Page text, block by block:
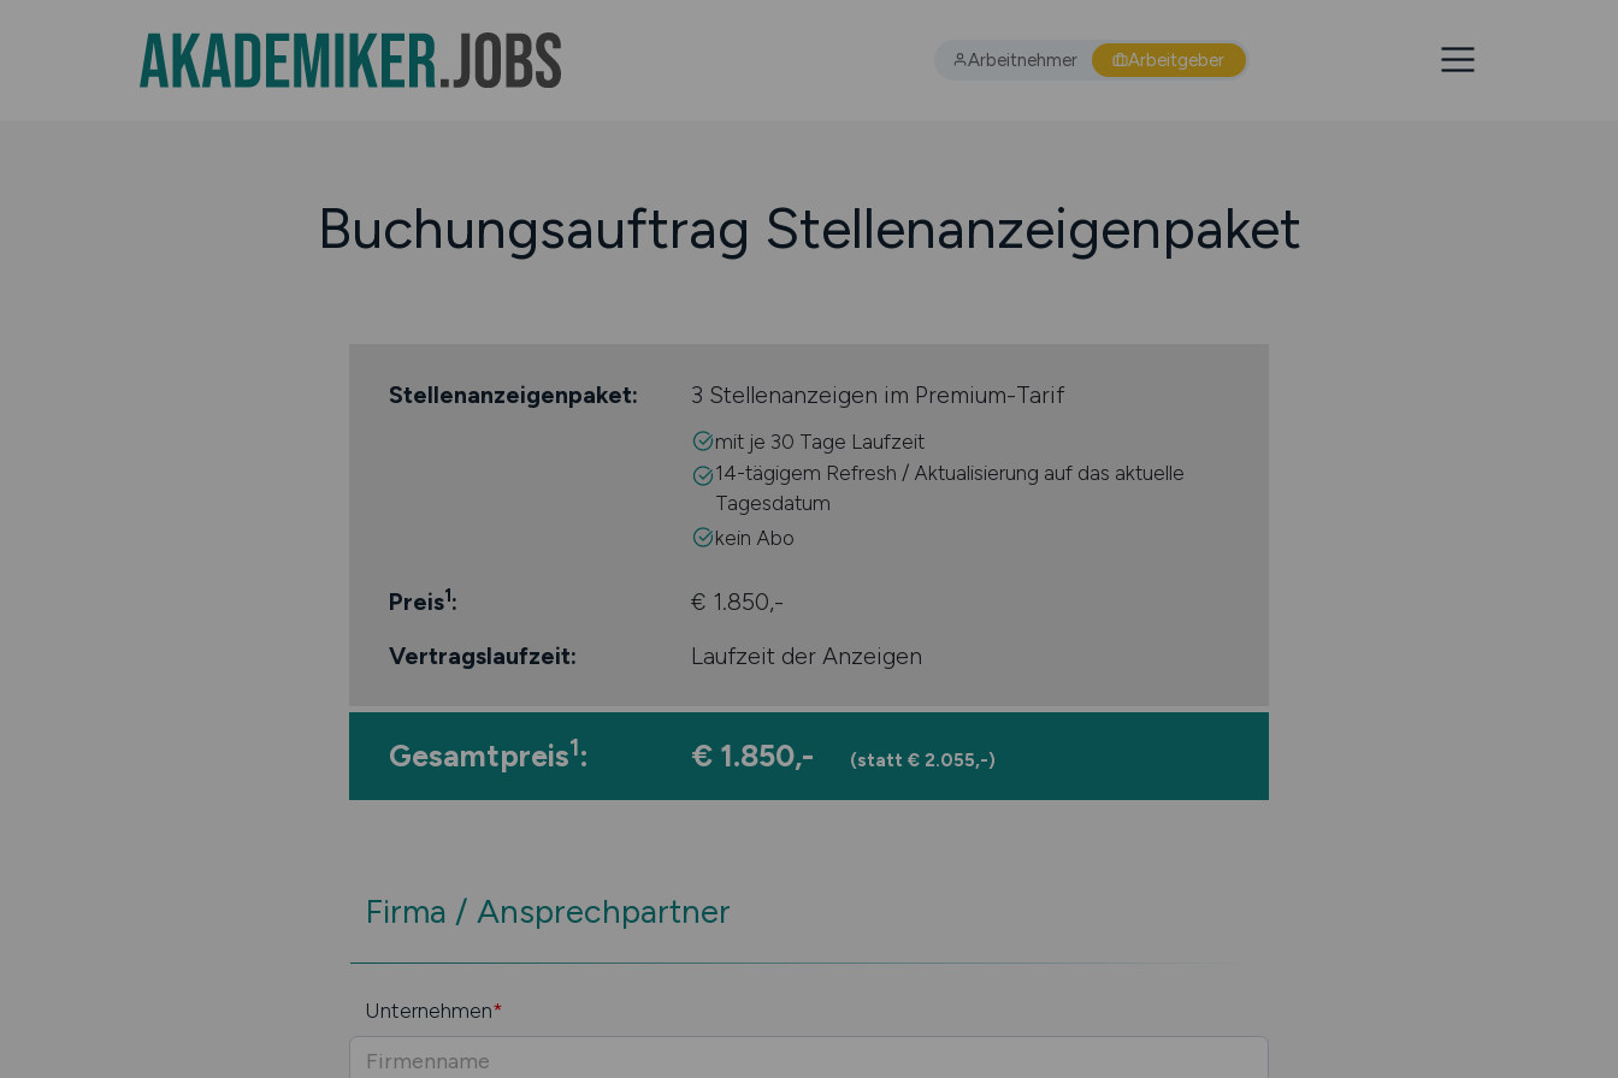
Arbeitnehmer Arbeitgeber
Buchungsauftrag Stellenanzeigenpaket
Stellenanzeigenpaket: 3 Stellenanzeigen im Premium-Tarif
mit je 30 Tage Laufzeit
14-tägigem Refresh / Aktualisierung auf das aktuelle
Tagesdatum
kein Abo
Preis1:
€ 1.850,-
Vertragslaufzeit:
Laufzeit der Anzeigen
Gesamtpreis1: € 1.850,- (statt € 2.055,-)
Firma / Ansprechpartner
Unternehmen*